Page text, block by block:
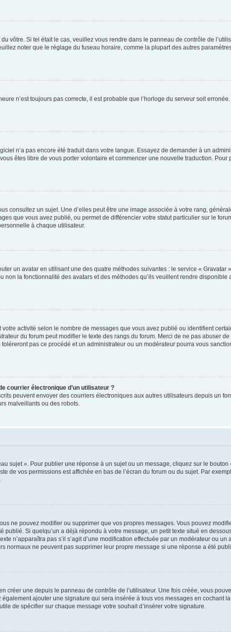
vôtre. Si tel était le cas, veuillez vous rendre dans le panneau de contrôle de
noter que le réglage du fuseau horaire, comme la plupart des autres
n’est toujours pas correcte, il est probable que l’horloge du serveur soit
n’a pas encore été traduit dans votre langue. Essayez de demander à un
êtes libre de vous porter volontaire et commencer une nouvelle traduction. Pour
consultez un sujet. Une d’elles peut être une image associée à votre rang,
que vous avez publié, ou permet de différencier votre statut particulier sur le
à chaque utilisateur.
un avatar en utilisant une des quatre méthodes suivantes : le service « Gravatar
non la fonctionnalité des avatars et des méthodes qu’ils veuillent rendre
activité selon le nombre de messages que vous avez publié ou identifient
du forum peut modifier le texte des rangs du forum. Merci de ne pas abuser
pas ce procédé et un administrateur ou un modérateur pourra vous
courrier électronique d’un utilisateur ?
peuvent envoyer des courriers électroniques aux autres utilisateurs depuis un
malveillants ou des robots.
sujet ». Pour publier une réponse à un sujet ou un message, cliquez sur le
de vos permissions est affichée en bas de l’écran du forum ou du sujet. Par
ne pouvez modifier ou supprimer que vos propres messages. Vous pouvez
Si quelqu’un a déjà répondu à votre message, un petit texte situé en
n’apparaîtra pas s’il s’agit d’une modification effectuée par un modérateur ou
normaux ne peuvent pas supprimer leur propre message si une réponse a été
créer une depuis le panneau de contrôle de l’utilisateur. Une fois créée, vous
ajouter une signature qui sera insérée à tous vos messages en cochant
de spécifier sur chaque message votre souhait d’insérer votre signature.